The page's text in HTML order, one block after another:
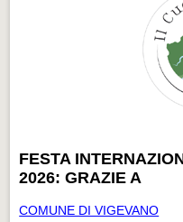
FESTA
2026: GRAZIE A
COMUNE DI VIGEVANO